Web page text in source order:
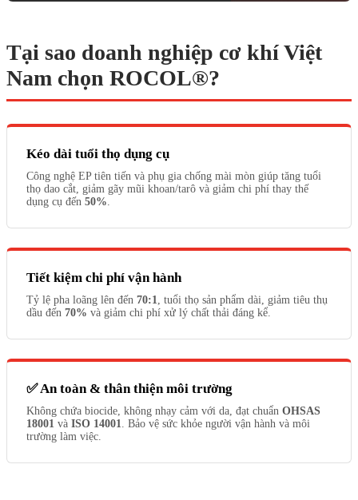
Tại sao doanh nghiệp cơ khí Việt
Nam chọn ROCOL®?
Kéo dài tuổi thọ dụng cụ
Công nghệ EP tiên tiến và phụ gia chống mài mòn giúp tăng tuổi
thọ dao cắt, giảm gãy mũi khoan/tarô và giảm chi phí thay thế
dụng cụ đến 50%
Tiết kiệm chi phí vận hành
Tỷ lệ pha loãng lên đến 70:1
, tuổi thọ sản phẩm dài, giảm tiêu thụ
dầu đến 70% và giảm chi phí xử lý chất thải đáng kể.
✅ An toàn & thân thiện môi trường
Không chứa biocide, không nhạy cảm với da, đạt chuẩn OHSAS
18001 và ISO 14001
. Bảo vệ sức khỏe người vận hành và môi
trường làm việc.